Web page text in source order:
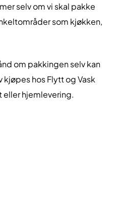
selv om vi skal pakke
som kjøkken,
om pakkingen selv kan
hos Flytt og Vask
hjemlevering.